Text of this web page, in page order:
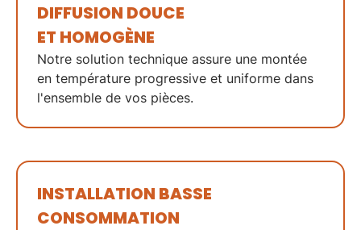
DIFFUSION DOUCE
ET HOMOGÈNE
Notre solution technique assure une montée
en température progressive et uniforme dans
l'ensemble de vos pièces.
INSTALLATION BASSE
CONSOMMATION